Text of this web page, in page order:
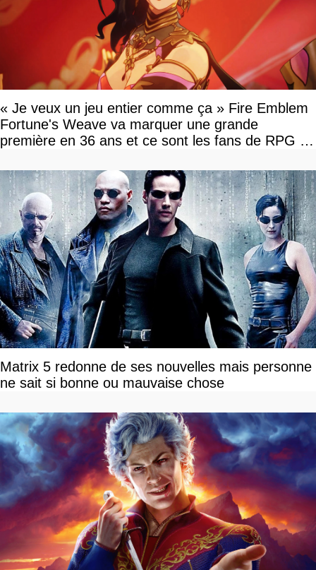
« Je veux un jeu entier comme ça » Fire Emblem
Fortune's Weave va marquer une grande
première en 36 ans et ce sont les fans de RPG en
Matrix 5 redonne de ses nouvelles mais personne
ne sait si bonne ou mauvaise chose